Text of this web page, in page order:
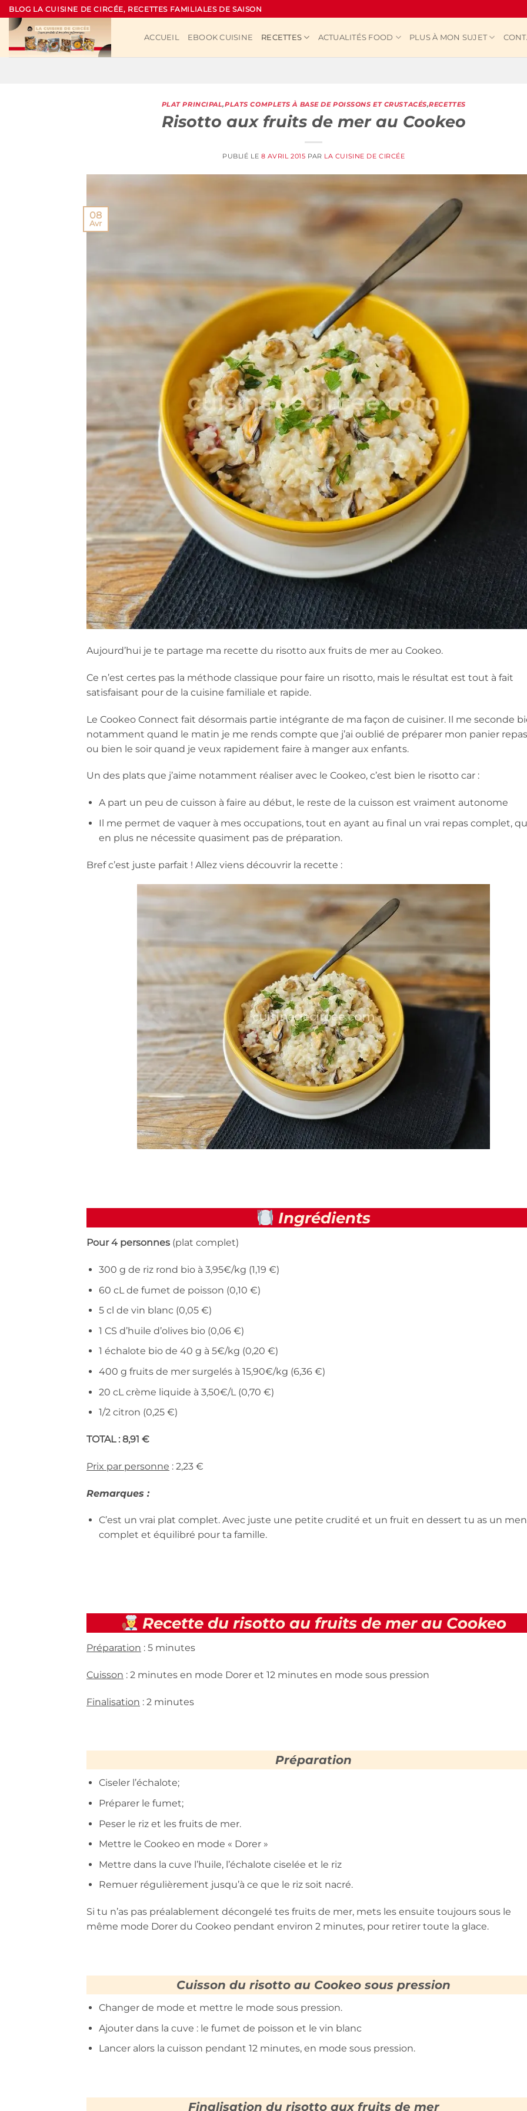
Passer
au
contenu
BLOG LA CUISINE DE CIRCÉE, RECETTES FAMILIALES DE SAISON
ACCUEIL EBOOK CUISINE RECETTES ACTUALITÉS FOOD PLUS À MON SUJET
PLAT PRINCIPAL,PLATS COMPLETS À BASE DE POISSONS ET CRUSTACÉS,RECETTES
Risotto aux fruits de mer au Cookeo
PUBLIÉ LE 8 AVRIL 2015 PAR LA CUISINE DE CIRCÉE
08
Avr
Aujourd’hui je te partage ma recette du risotto aux fruits de mer au Cookeo.
Ce n’est certes pas la méthode classique pour faire un risotto, mais le résultat est tout à fait
satisfaisant pour de la cuisine familiale et rapide.
Le Cookeo Connect fait désormais partie intégrante de ma façon de cuisiner. Il me seconde
notamment quand le matin je me rends compte que j’ai oublié de préparer mon panier
ou bien le soir quand je veux rapidement faire à manger aux enfants.
Un des plats que j’aime notamment réaliser avec le Cookeo, c’est bien le risotto car :
A part un peu de cuisson à faire au début, le reste de la cuisson est vraiment autonome
Il me permet de vaquer à mes occupations, tout en ayant au final un vrai repas complet,
en plus ne nécessite quasiment pas de préparation.
Bref c’est juste parfait ! Allez viens découvrir la recette :
Ingrédients
Pour 4 personnes (plat complet)
300 g de riz rond bio à 3,95€/kg (1,19 €)
60 cL de fumet de poisson (0,10 €)
5 cl de vin blanc (0,05 €)
1 CS d’huile d’olives bio (0,06 €)
1 échalote bio de 40 g à 5€/kg (0,20 €)
400 g fruits de mer surgelés à 15,90€/kg (6,36 €)
20 cL crème liquide à 3,50€/L (0,70 €)
1/2 citron (0,25 €)
TOTAL : 8,91 €
Prix par personne : 2,23 €
Remarques :
C’est un vrai plat complet. Avec juste une petite crudité et un fruit en dessert tu as un
complet et équilibré pour ta famille.
Recette du risotto au fruits de mer au Cookeo
Préparation : 5 minutes
Cuisson : 2 minutes en mode Dorer et 12 minutes en mode sous pression
Finalisation : 2 minutes
Préparation
Ciseler l’échalote;
Préparer le fumet;
Peser le riz et les fruits de mer.
Mettre le Cookeo en mode « Dorer »
Mettre dans la cuve l’huile, l’échalote ciselée et le riz
Remuer régulièrement jusqu’à ce que le riz soit nacré.
Si tu n’as pas préalablement décongelé tes fruits de mer, mets les ensuite toujours sous le
même mode Dorer du Cookeo pendant environ 2 minutes, pour retirer toute la glace.
Cuisson du risotto au Cookeo sous pression
Changer de mode et mettre le mode sous pression.
Ajouter dans la cuve : le fumet de poisson et le vin blanc
Lancer alors la cuisson pendant 12 minutes, en mode sous pression.
Finalisation du risotto aux fruits de mer